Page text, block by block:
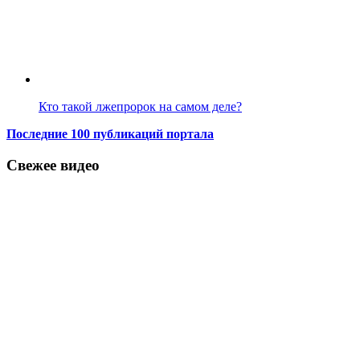
Кто такой лжепророк на самом деле?
Последние 100 публикаций портала
Свежее видео